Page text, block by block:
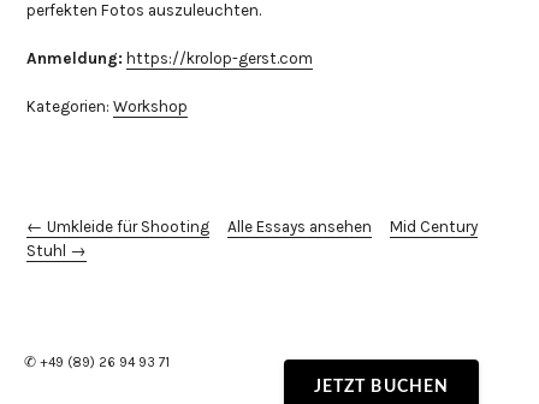
perfekten Fotos auszuleuchten.
Anmeldung: https://krolop-gerst.com
Kategorien:Workshop
← Umkleide für Shooting Alle Essays ansehen
Mid Century
Stuhl →
✆ +49 (89) 26 94 93 71
JETZT BUCHEN